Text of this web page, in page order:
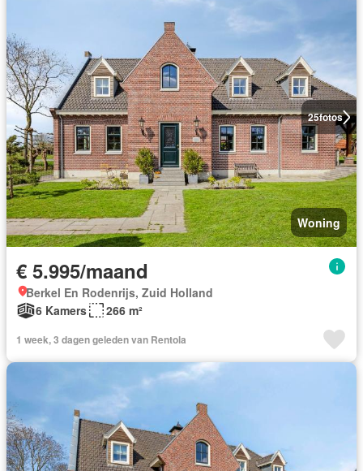
25fotos
Woning
€ 5.995/maand
Berkel En Rodenrijs, Zuid Holland
6 Kamers
266 m²
1 week, 3 dagen geleden van Rentola